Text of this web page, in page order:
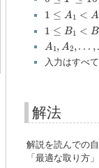
1 ≤ A1 < A
<
1 ≤ B1 < B
1< <
A1, A2,… ,
A1 A2
入力はすべ
解法
解説を読んでの
「最適な取り方